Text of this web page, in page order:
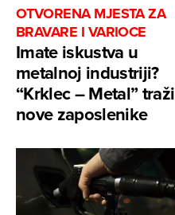
OTVORENA MJESTA ZA
BRAVARE I VARIOCE
Imate iskustva u
metalnoj industriji?
“Krklec – Metal” traži
nove zaposlenike